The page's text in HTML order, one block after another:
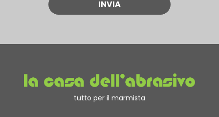
tutto per il marmista